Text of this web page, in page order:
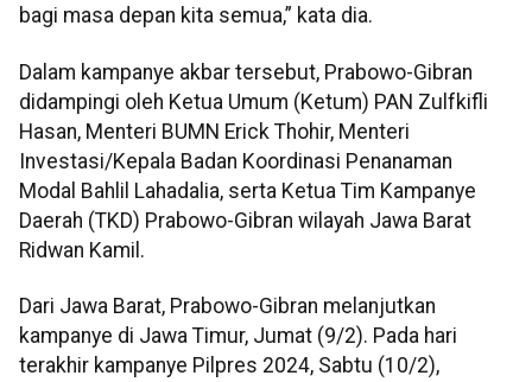
bagi masa depan kita semua,” kata dia.
Dalam kampanye akbar tersebut, Prabowo-Gibran
didampingi oleh Ketua Umum (Ketum) PAN Zulfkifli
Hasan, Menteri BUMN Erick Thohir, Menteri
Investasi/Kepala Badan Koordinasi Penanaman
Modal Bahlil Lahadalia, serta Ketua Tim Kampanye
Daerah (TKD) Prabowo-Gibran wilayah Jawa Barat
Ridwan Kamil.
Dari Jawa Barat, Prabowo-Gibran melanjutkan
kampanye di Jawa Timur, Jumat (9/2). Pada hari
terakhir kampanye Pilpres 2024, Sabtu (10/2),